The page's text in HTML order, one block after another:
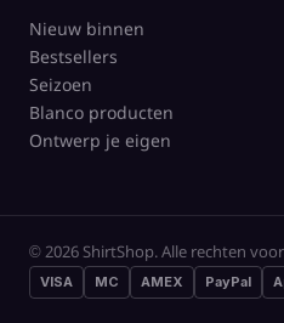
Nieuw binnen
Bestsellers
Seizoen
Blanco producten
Ontwerp je eigen
© 2026 ShirtShop. Alle rechten
VISA MC AMEX PayPal